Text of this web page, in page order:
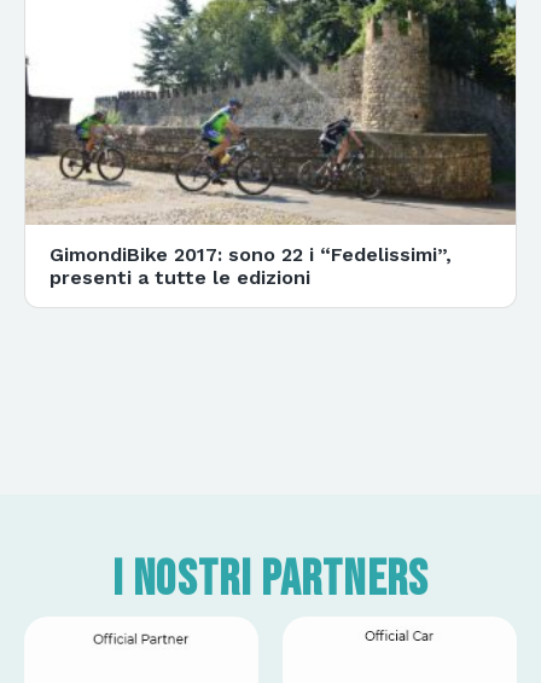
GimondiBike 2017: sono 22 i “Fedelissimi”,
presenti a tutte le edizioni
I nostri partners